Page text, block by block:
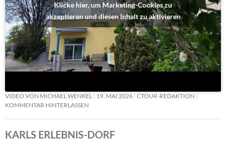
Klicke hier, um Marketing-Cookies zu
akzeptieren und diesen Inhalt zu aktivieren
VIDEO VON MICHAEL WENKEL 19. MAI 2026 CTOUR-REDAKTION
KOMMENTAR HINTERLASSEN
KARLS ERLEBNIS-DORF